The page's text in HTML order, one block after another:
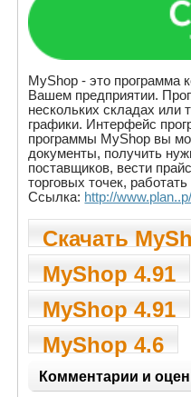
MyShop - это программа
Вашем предприятии.
нескольких складах или
графики. Интерфейс
программы MyShop вы
документы, получить
поставщиков, вести
торговых точек,
Ссылка: http://
Скачать
MyShop 4.91
MyShop 4.91
MyShop 4.6
Комментарии и